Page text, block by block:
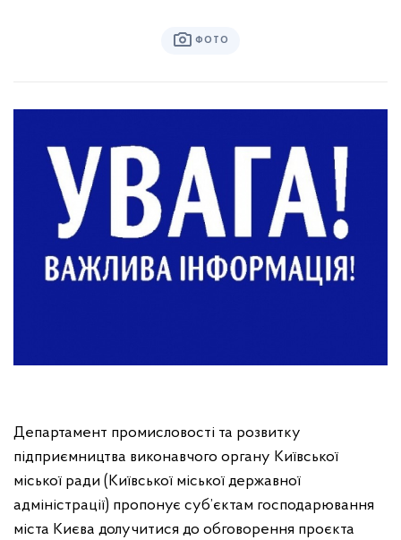
ФОТО
Департамент промисловості та розвитку
підприємництва виконавчого органу Київської
міської ради (Київської міської державної
адміністрації) пропонує суб’єктам господарювання
міста Києва долучитися до обговорення проєкта